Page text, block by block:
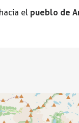
el pueblo de